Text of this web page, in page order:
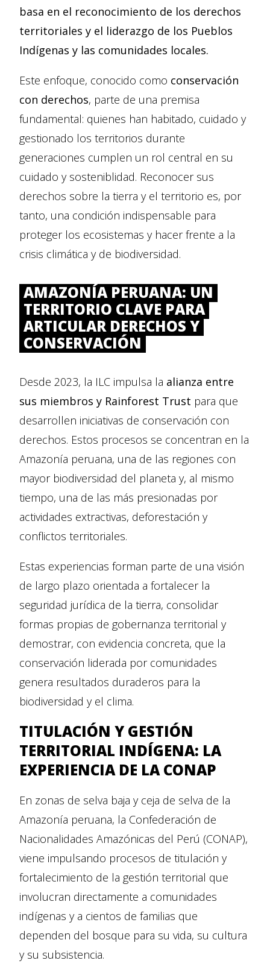
basa en el reconocimiento de los derechos
territoriales y el liderazgo de los Pueblos
Indígenas y las comunidades locales.
Este enfoque, conocido como conservación
con derechos, parte de una premisa
fundamental: quienes han habitado, cuidado y
gestionado los territorios durante
generaciones cumplen un rol central en su
cuidado y sosteniblidad. Reconocer sus
derechos sobre la tierra y el territorio es, por
tanto, una condición indispensable para
proteger los ecosistemas y hacer frente a la
crisis climática y de biodiversidad.
AMAZONÍA PERUANA: UN
TERRITORIO CLAVE PARA
ARTICULAR DERECHOS Y
CONSERVACIÓN
Desde 2023, la ILC impulsa la alianza entre
sus miembros y Rainforest Trust para que
desarrollen iniciativas de conservación con
derechos. Estos procesos se concentran en la
Amazonía peruana, una de las regiones con
mayor biodiversidad del planeta y, al mismo
tiempo, una de las más presionadas por
actividades extractivas, deforestación y
conflictos territoriales.
Estas experiencias forman parte de una visión
de largo plazo orientada a fortalecer la
seguridad jurídica de la tierra, consolidar
formas propias de gobernanza territorial y
demostrar, con evidencia concreta, que la
conservación liderada por comunidades
genera resultados duraderos para la
biodiversidad y el clima.
TITULACIÓN Y GESTIÓN
TERRITORIAL INDÍGENA: LA
EXPERIENCIA DE LA CONAP
En zonas de selva baja y ceja de selva de la
Amazonía peruana, la Confederación de
Nacionalidades Amazónicas del Perú (CONAP),
viene impulsando procesos de titulación y
fortalecimiento de la gestión territorial que
involucran directamente a comunidades
indígenas y a cientos de familias que
dependen del bosque para su vida, su cultura
y su subsistencia.